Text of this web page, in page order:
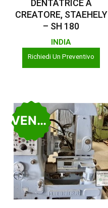
DENTATRICE A
CREATORE, STAEHELY
– SH 180
INDIA
Richiedi Un Preventivo
VENDUTO